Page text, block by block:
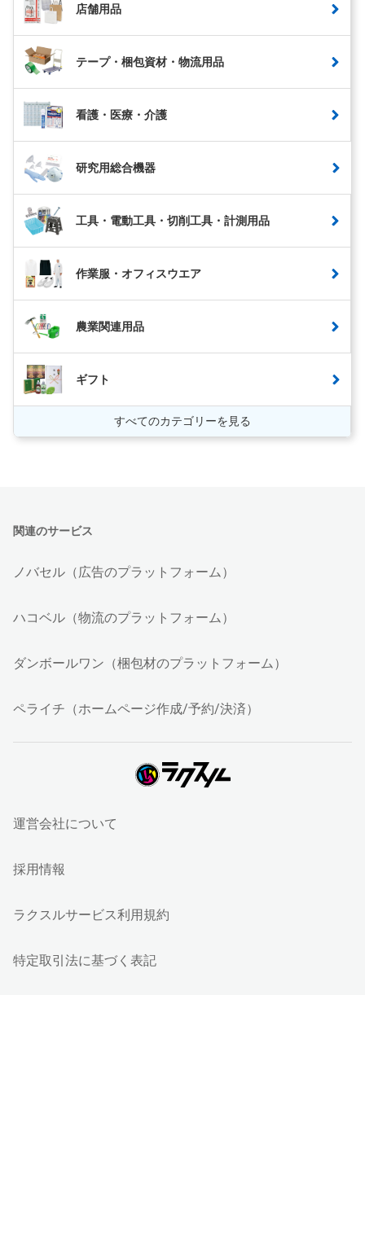
店舗用品
テープ・梱包資材・物流用品
看護・医療・介護
研究用総合機器
工具・電動工具・切削工具・計測用品
作業服・オフィスウエア
農業関連用品
ギフト
すべてのカテゴリーを見る
関連のサービス
ノバセル（広告のプラットフォーム）
ハコベル（物流のプラットフォーム）
ダンボールワン（梱包材のプラットフォーム）
ペライチ（ホームページ作成/予約/決済）
運営会社について
採用情報
ラクスルサービス利用規約
特定取引法に基づく表記